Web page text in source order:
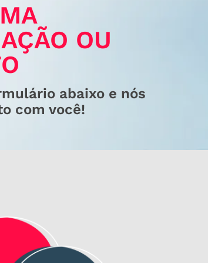
OU
abaixo e nós
com você!